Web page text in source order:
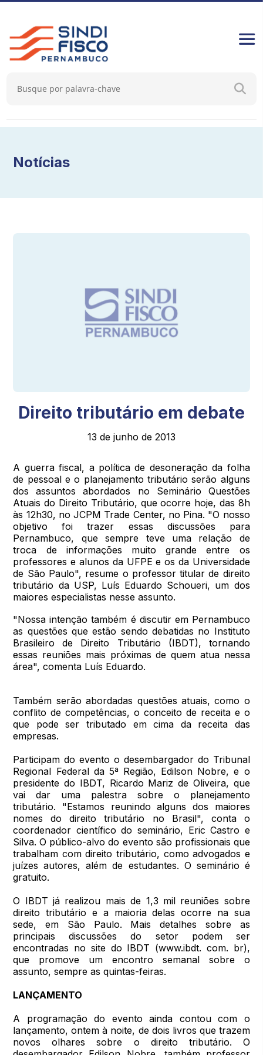
Notícias
Direito tributário em debate
13 de junho de 2013
A guerra fiscal, a política de desoneração da folha
de pessoal e o planejamento tributário serão alguns
dos assuntos abordados no Seminário Questões
Atuais do Direito Tributário, que ocorre hoje, das 8h
às 12h30, no JCPM Trade Center, no Pina. "O nosso
objetivo foi trazer essas discussões para
Pernambuco, que sempre teve uma relação de
troca de informações muito grande entre os
professores e alunos da UFPE e os da Universidade
de São Paulo", resume o professor titular de direito
tributário da USP, Luís Eduardo Schoueri, um dos
maiores especialistas nesse assunto.
"Nossa intenção também é discutir em Pernambuco
as questões que estão sendo debatidas no Instituto
Brasileiro de Direito Tributário (IBDT), tornando
essas reuniões mais próximas de quem atua nessa
área", comenta Luís Eduardo.
Também serão abordadas questões atuais, como o
conflito de competências, o conceito de receita e o
que pode ser tributado em cima da receita das
empresas.
Participam do evento o desembargador do Tribunal
Regional Federal da 5ª Região, Edilson Nobre, e o
presidente do IBDT, Ricardo Mariz de Oliveira, que
vai dar uma palestra sobre o planejamento
tributário. "Estamos reunindo alguns dos maiores
nomes do direito tributário no Brasil", conta o
coordenador científico do seminário, Eric Castro e
Silva. O público-alvo do evento são profissionais que
trabalham com direito tributário, como advogados e
juízes autores, além de estudantes. O seminário é
gratuito.
O IBDT já realizou mais de 1,3 mil reuniões sobre
direito tributário e a maioria delas ocorre na sua
sede, em São Paulo. Mais detalhes sobre as
principais discussões do setor podem ser
encontradas no site do IBDT (www.ibdt. com. br),
que promove um encontro semanal sobre o
assunto, sempre as quintas-feiras.
LANÇAMENTO
A programação do evento ainda contou com o
lançamento, ontem à noite, de dois livros que trazem
novos olhares sobre o direito tributário. O